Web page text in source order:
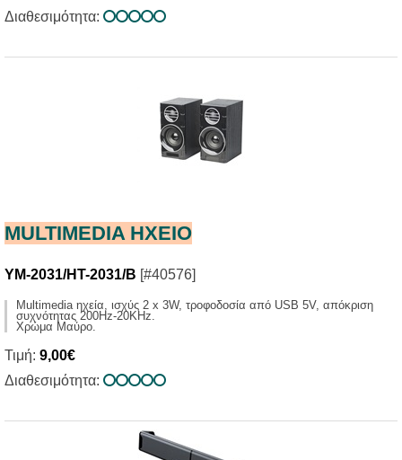
Διαθεσιμότητα:
MULTIMEDIA HXΕΙΟ
YM-2031/HT-2031/B [#40576]
Multimedia ηχεία, ισχύς 2 x 3W, τροφοδοσία από USB 5V, απόκριση
συχνότητας 200Ηz-20KHz.
Χρώμα Μαύρο.
Τιμή: 9,00€
Διαθεσιμότητα: